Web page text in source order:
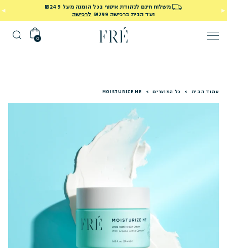
משלוח חינם לנקודת איסוף בכל הזמנה מעל ₪249
ועד הבית ברכישה ₪299
לרכישה
0
עמוד הבית > כל המוצרים >
MOISTURIZE ME